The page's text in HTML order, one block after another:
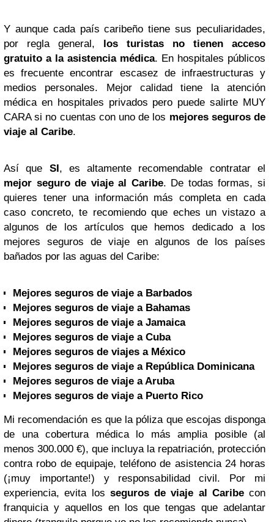
Y aunque cada país caribeño tiene sus peculiaridades,
por regla general, los turistas no tienen acceso
gratuito a la asistencia médica. En hospitales públicos
es frecuente encontrar escasez de infraestructuras y
medios personales. Mejor calidad tiene la atención
médica en hospitales privados pero puede salirte MUY
CARA si no cuentas con uno de los mejores seguros de
viaje al Caribe.
Así que SI, es altamente recomendable contratar el
mejor seguro de viaje al Caribe. De todas formas, si
quieres tener una información más completa en cada
caso concreto, te recomiendo que eches un vistazo a
algunos de los artículos que hemos dedicado a los
mejores seguros de viaje en algunos de los países
bañados por las aguas del Caribe:
Mejores seguros de viaje a Barbados
Mejores seguros de viaje a Bahamas
Mejores seguros de viaje a Jamaica
Mejores seguros de viaje a Cuba
Mejores seguros de viajes a México
Mejores seguros de viaje a República Dominicana
Mejores seguros de viaje a Aruba
Mejores seguros de viaje a Puerto Rico
Mi recomendación es que la póliza que escojas disponga
de una cobertura médica lo más amplia posible (al
menos 300.000 €), que incluya la repatriación, protección
contra robo de equipaje, teléfono de asistencia 24 horas
(¡muy importante!) y responsabilidad civil. Por mi
experiencia, evita los seguros de viaje al Caribecon
franquicia y aquellos en los que tengas que adelantar